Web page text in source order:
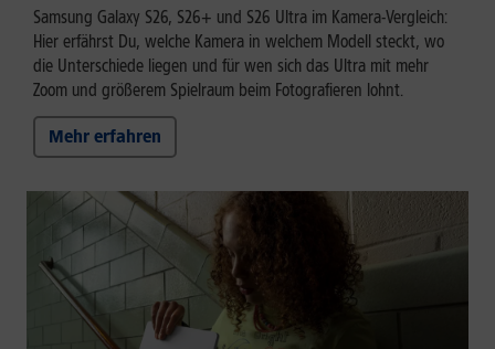
Samsung Galaxy S26, S26+ und S26 Ultra im Kamera-Vergleich:
Hier erfährst Du, welche Kamera in welchem Modell steckt, wo
die Unterschiede liegen und für wen sich das Ultra mit mehr
Zoom und größerem Spielraum beim Fotografieren lohnt.
Mehr erfahren